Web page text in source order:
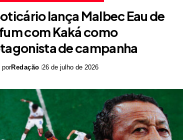
lança Malbec Eau de
com Kaká como
de campanha
porRedação 26 de julho de 2026